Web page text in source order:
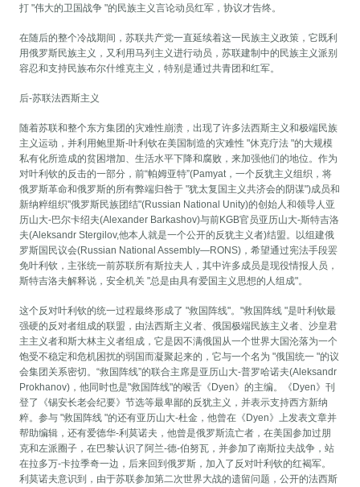
打 "伟大的卫国战争 "的民族主义言论动员红军，协议才告终。
在随后的整个冷战期间，苏联共产党一直延续着这一民族主义政策，它既利
用俄罗斯民族主义，又利用马列主义进行动员，苏联建制中的民族主义派别
容忍和支持民族布尔什维克主义，特别是通过共青团和红军。
后-苏联法西斯主义
随着苏联和整个东方集团的灾难性崩溃，出现了许多法西斯主义和极端民族
主义运动，并利用鲍里斯-叶利钦在美国制造的灾难性 "休克疗法 "的大规模
私有化所造成的贫困增加、生活水平下降和腐败，来加强他们的地位。作为
对叶利钦的反击的一部分，前“帕姆亚特”(Pamyat，一个反犹主义组织，将
俄罗斯革命和俄罗斯的所有弊端归咎于 "犹太复国主义共济会的阴谋")成员和
新纳粹组织"俄罗斯民族团结"(Russian National Unity)的创始人和领导人亚
历山大-巴尔卡绍夫(Alexander Barkashov)与前KGB官员亚历山大-斯特吉洛
夫(Aleksandr Stergilov,他本人就是一个公开的反犹主义者)结盟。以组建俄
罗斯国民议会(Russian National Assembly—RONS)，希望通过宪法手段罢
免叶利钦，主张统一前苏联所有斯拉夫人，其中许多成员是现役情报人员，
斯特吉洛夫解释说，安全机关 "总是由具有爱国主义思想的人组成"。
这个反对叶利钦的统一过程最终形成了 "救国阵线"。"救国阵线 "是叶利钦最
强硬的反对者组成的联盟，由法西斯主义者、俄国极端民族主义者、沙皇君
主主义者和斯大林主义者组成，它是因不满俄国从一个世界大国沦落为一个
饱受不稳定和危机困扰的弱国而凝聚起来的，它与一个名为 "俄国统一 "的议
会集团关系密切。“救国阵线”的联合主席是亚历山大-普罗哈诺夫(Aleksandr
Prokhanov)，他同时也是"救国阵线"的喉舌《Dyen》的主编。《Dyen》刊
登了《锡安长老会纪要》节选等最卑鄙的反犹主义，并表示支持西方新纳
粹。参与 "救国阵线 "的还有亚历山大-杜金，他曾在《Dyen》上发表文章并
帮助编辑，还有爱德华-利莫诺夫，他曾是俄罗斯流亡者，在美国参加过朋
克和左派圈子，在巴黎认识了阿兰-德-伯努瓦，并参加了南斯拉夫战争，站
在拉多万-卡拉季奇一边，后来回到俄罗斯，加入了反对叶利钦的红褐军。
利莫诺夫意识到，由于苏联参加第二次世界大战的遗留问题，公开的法西斯